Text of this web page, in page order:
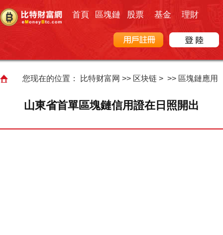
首頁 區塊鏈 股票 基金 理財
您现在的位置： 比特财富网 >> 区块链> >> 區塊鏈應用
山東省首單區塊鏈信用證在日照開出